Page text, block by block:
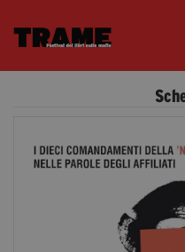
Trame.15
Media & Press